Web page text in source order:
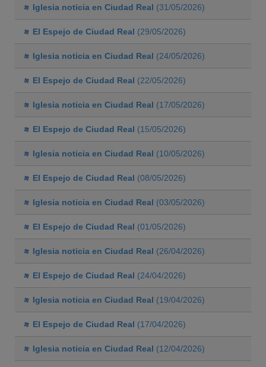
Iglesia noticia en Ciudad Real (31/05/2026)
El Espejo de Ciudad Real (29/05/2026)
Iglesia noticia en Ciudad Real (24/05/2026)
El Espejo de Ciudad Real (22/05/2026)
Iglesia noticia en Ciudad Real (17/05/2026)
El Espejo de Ciudad Real (15/05/2026)
Iglesia noticia en Ciudad Real (10/05/2026)
El Espejo de Ciudad Real (08/05/2026)
Iglesia noticia en Ciudad Real (03/05/2026)
El Espejo de Ciudad Real (01/05/2026)
Iglesia noticia en Ciudad Real (26/04/2026)
El Espejo de Ciudad Real (24/04/2026)
Iglesia noticia en Ciudad Real (19/04/2026)
El Espejo de Ciudad Real (17/04/2026)
Iglesia noticia en Ciudad Real (12/04/2026)